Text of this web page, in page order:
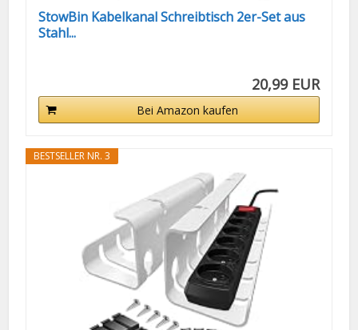
StowBin Kabelkanal Schreibtisch 2er-Set aus
Stahl...
20,99 EUR
Bei Amazon kaufen
BESTSELLER NR. 3